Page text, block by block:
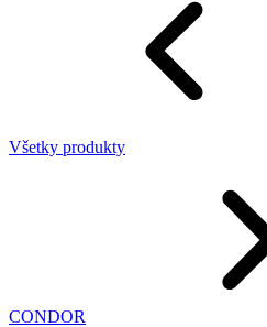
Všetky produkty
CONDOR